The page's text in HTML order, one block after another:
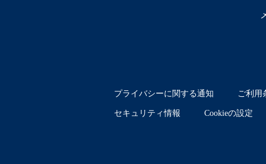
プライバシーに関する通知 ご利用
セキュリティ情報 Cookieの設定